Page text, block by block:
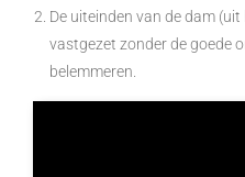
De uiteinden van de dam
vastgezet zonder de goede
belemmeren.